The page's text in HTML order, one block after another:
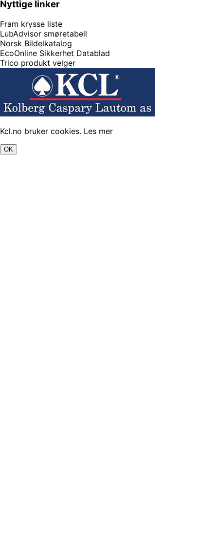
Nyttige linker
Fram krysse liste
LubAdvisor smøretabell
Norsk Bildelkatalog
EcoOnline Sikkerhet Datablad
Trico produkt velger
Kcl.no bruker cookies. Les mer
OK